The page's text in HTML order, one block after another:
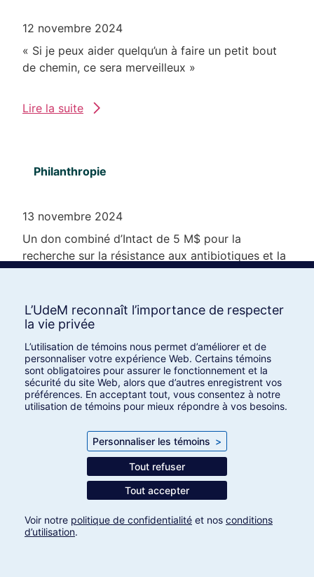
12 novembre 2024
« Si je peux aider quelqu’un à faire un petit bout
de chemin, ce sera merveilleux »
Lire la suite
Philanthropie
13 novembre 2024
Un don combiné d’Intact de 5 M$ pour la
recherche sur la résistance aux antibiotiques et la
prévention des infections
Lire la suite
Philanthropie
Beneva fait un don de 243 000 $ pour améliorer
l’accès aux traitements de l’anxiété grâce à
l’intelligence artificielle
Lire la suite
L’UdeM reconnaît l’importance de respecter
la vie privée
L’utilisation de témoins nous permet d’améliorer et de
personnaliser votre expérience Web. Certains témoins
sont obligatoires pour assurer le fonctionnement et la
sécurité du site Web, alors que d’autres enregistrent vos
préférences. En acceptant tout, vous consentez à notre
utilisation de témoins pour mieux répondre à vos besoins.
Personnaliser les témoins >
Tout refuser
Tout accepter
Voir notre politique de confidentialité et nos conditions
d’utilisation.
L’UdeM reconnaît l’importance de respecter
la vie privée
L’utilisation de témoins nous permet d’améliorer et de
personnaliser votre expérience Web. Certains témoins
sont obligatoires pour assurer le fonctionnement et la
sécurité du site Web, alors que d’autres enregistrent vos
préférences. En acceptant tout, vous consentez à notre
utilisation de témoins pour mieux répondre à vos besoins.
Personnaliser les témoins >
Tout refuser
Tout accepter
Voir notre politique de confidentialité et nos conditions
d’utilisation.